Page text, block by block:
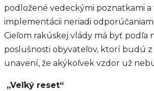
podložené vedeckými poznatkami a
implementácii neriadi
Cieľom rakúskej vlády má byť podľa
poslušnosti obyvateľov, ktorí budú
unavení, že akýkoľvek vzdor už
„Veľký reset“